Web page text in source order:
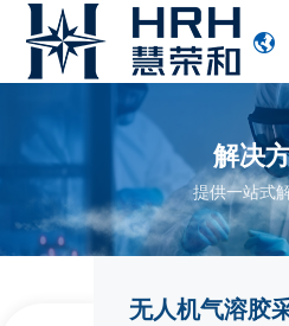
解决
提供一站式
无人机气溶胶